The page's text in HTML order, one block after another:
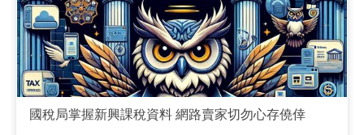
國稅局掌握新興課稅資料 網路賣家切勿心存僥倖